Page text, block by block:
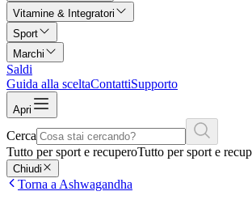
Vitamine & Integratori
Sport
Marchi
Saldi
Guida alla sceltaContattiSupporto
Apri
Cerca
Tutto per sport e recuperoTutto per sport e
Chiudi
Torna a Ashwagandha